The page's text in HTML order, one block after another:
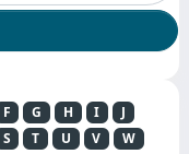
F G H I
J
S T U V
W